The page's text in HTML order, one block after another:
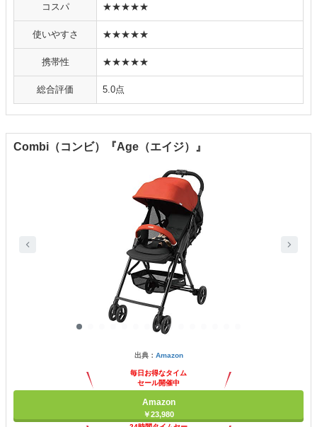
コスパ ★★★★★
使いやすさ ★★★★★
携帯性 ★★★★★
総合評価 5.0点
Combi（コンビ）『Age（エイジ）』
出典： Amazon
毎日お得なタイム
セール開催中
Amazon
￥23,980